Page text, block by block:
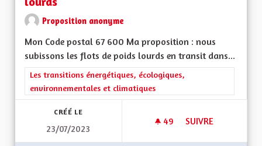
Proposition anonyme
Mon Code postal 67 600 Ma proposition : nous
subissons les flots de poids lourds en transit dans...
Filtrer les résultats de la catégorie : Les transitions
Les transitions énergétiques, écologiques,
environnementales et climatiques
CRÉÉ LE
23/07/2023
49 49 ABONNÉS
SUIVRE